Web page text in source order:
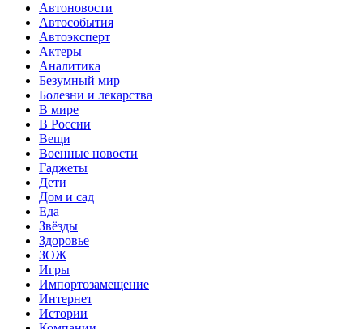
Автоновости
Автособытия
Автоэксперт
Актеры
Аналитика
Безумный мир
Болезни и лекарства
В мире
В России
Вещи
Военные новости
Гаджеты
Дети
Дом и сад
Еда
Звёзды
Здоровье
ЗОЖ
Игры
Импортозамещение
Интернет
Истории